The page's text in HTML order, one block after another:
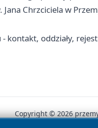
Chrzciciela w
kontakt, oddziały,
Copyright © 2026